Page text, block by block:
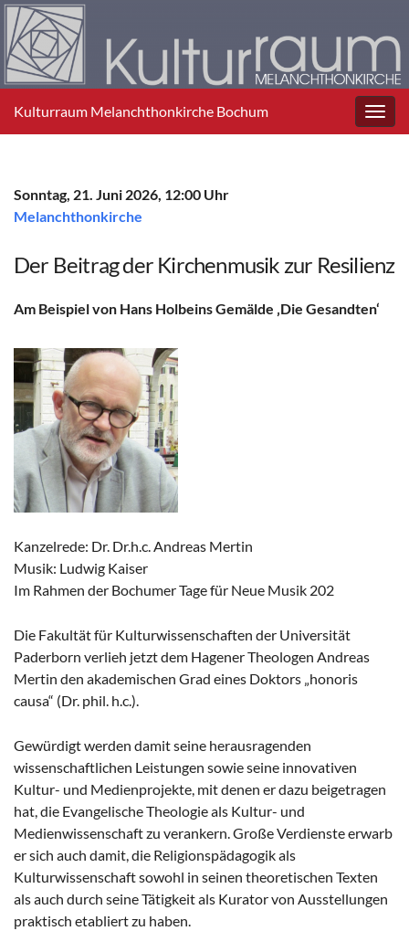
Kulturraum Melanchthonkirche Bochum
Sonntag, 21. Juni 2026, 12:00 Uhr
Melanchthonkirche
Der Beitrag der Kirchenmusik zur Resilienz
Am Beispiel von Hans Holbeins Gemälde ‚Die Gesandten‘
Kanzelrede: Dr. Dr.h.c. Andreas Mertin
Musik: Ludwig Kaiser
Im Rahmen der Bochumer Tage für Neue Musik 202
Die Fakultät für Kulturwissenschaften der Universität
Paderborn verlieh jetzt dem Hagener Theologen Andreas
Mertin den akademischen Grad eines Doktors „honoris
causa“ (Dr. phil. h.c.).
Gewürdigt werden damit seine herausragenden
wissenschaftlichen Leistungen sowie seine innovativen
Kultur- und Medienprojekte, mit denen er dazu beigetragen
hat, die Evangelische Theologie als Kultur- und
Medienwissenschaft zu verankern. Große Verdienste erwarb
er sich auch damit, die Religionspädagogik als
Kulturwissenschaft sowohl in seinen theoretischen Texten
als auch durch seine Tätigkeit als Kurator von Ausstellungen
praktisch etabliert zu haben.